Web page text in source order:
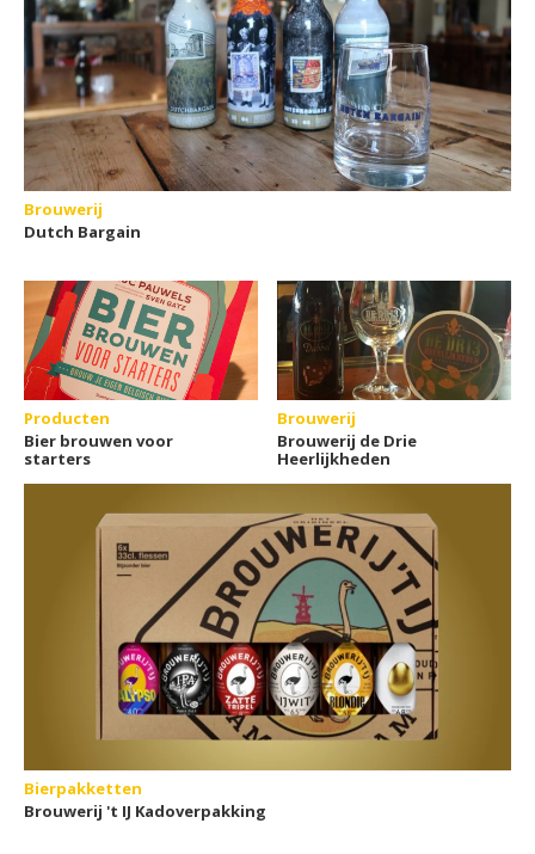
Brouwerij
Dutch Bargain
Producten
Bier brouwen voor
starters
Brouwerij
Brouwerij de Drie
Heerlijkheden
Bierpakketten
Brouwerij 't IJ Kadoverpakking